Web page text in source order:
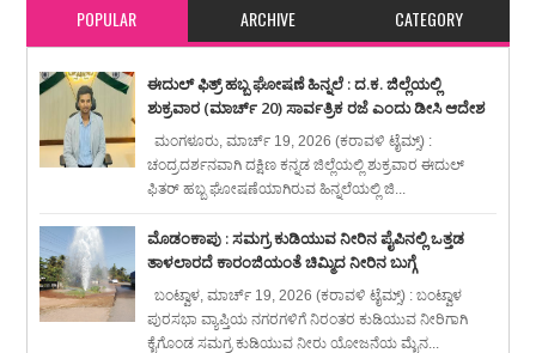
POPULAR ARCHIVE CATEGORY
ಈದುಲ್ ಫಿತ್ರ್ ಹಬ್ಬ ಘೋಷಣೆ ಹಿನ್ನಲೆ : ದ.ಕ. ಜಿಲ್ಲೆಯಲ್ಲಿ
ಶುಕ್ರವಾರ (ಮಾರ್ಚ್ 20) ಸಾರ್ವತ್ರಿಕ ರಜೆ ಎಂದು ಡೀಸಿ ಆದೇಶ
ಮಂಗಳೂರು, ಮಾರ್ಚ್ 19, 2026 (ಕರಾವಳಿ ಟೈಮ್ಸ್) :
ಚಂದ್ರದರ್ಶನವಾಗಿ ದಕ್ಷಿಣ ಕನ್ನಡ ಜಿಲ್ಲೆಯಲ್ಲಿ ಶುಕ್ರವಾರ ಈದುಲ್
ಫಿತರ್ ಹಬ್ಬ ಘೋಷಣೆಯಾಗಿರುವ ಹಿನ್ನಲೆಯಲ್ಲಿ ಜಿ...
ಮೊಡಂಕಾಪು : ಸಮಗ್ರ ಕುಡಿಯುವ ನೀರಿನ ಪೈಪಿನಲ್ಲಿ ಒತ್ತಡ
ತಾಳಲಾರದೆ ಕಾರಂಜಿಯಂತೆ ಚಿಮ್ಮಿದ ನೀರಿನ ಬುಗ್ಗೆ
ಬಂಟ್ವಾಳ, ಮಾರ್ಚ್ 19, 2026 (ಕರಾವಳಿ ಟೈಮ್ಸ್) : ಬಂಟ್ವಾಳ
ಪುರಸಭಾ ವ್ಯಾಪ್ತಿಯ ನಗರಗಳಿಗೆ ನಿರಂತರ ಕುಡಿಯುವ ನೀರಿಗಾಗಿ
ಕೈಗೊಂಡ ಸಮಗ್ರ ಕುಡಿಯುವ ನೀರು ಯೋಜನೆಯ ಮೈನ...